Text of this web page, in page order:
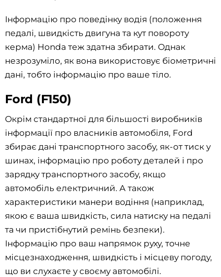
Інформацію про поведінку водія (положення
педалі, швидкість двигуна та кут повороту
керма) Honda теж здатна збирати. Однак
незрозуміло, як вона використовує біометричні
дані, тобто інформацію про ваше тіло.
Ford (F150)
Окрім стандартної для більшості виробників
інформації про власників автомобіля, Ford
збирає дані транспортного засобу, як-от тиск у
шинах, інформацію про роботу деталей і про
зарядку транспортного засобу, якщо
автомобіль електричний. А також
характеристики манери водіння (наприклад,
якою є ваша швидкість, сила натиску на педалі
та чи пристібнутий ремінь безпеки).
Інформацію про ваш напрямок руху, точне
місцезнаходження, швидкість і місцеву погоду,
що ви слухаєте у своєму автомобілі.